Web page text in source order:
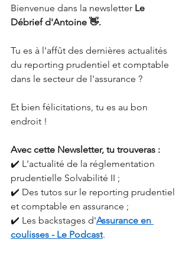
Bienvenue dans la newsletter Le
Débrief d'Antoine 👋.
Tu es à l'affût des dernières actualités
du reporting prudentiel et comptable
dans le secteur de l'assurance ?
Et bien félicitations, tu es au bon
endroit !
Avec cette Newsletter, tu trouveras :
✔️ L'actualité de la réglementation
prudentielle Solvabilité II ;
✔️ Des tutos sur le reporting prudentiel
et comptable en assurance ;
✔️ Les backstages d'Assurance en
coulisses - Le Podcast.